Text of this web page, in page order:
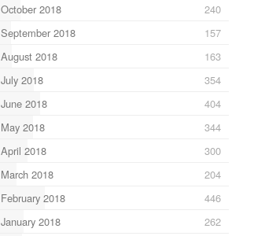
October 2018
240
September 2018
157
August 2018
163
July 2018
354
June 2018
404
May 2018
344
April 2018
300
March 2018
204
February 2018
446
January 2018
262